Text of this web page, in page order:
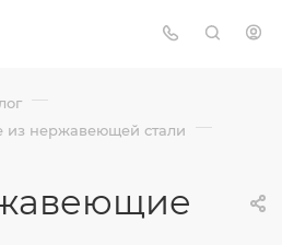
—
из нержавеющей стали —